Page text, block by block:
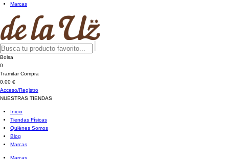
Marcas
Bolsa
0
Tramitar Compra
0,00 €
Acceso/Registro
NUESTRAS TIENDAS
Inicio
Tiendas Físicas
Quiénes Somos
Blog
Marcas
Marcas